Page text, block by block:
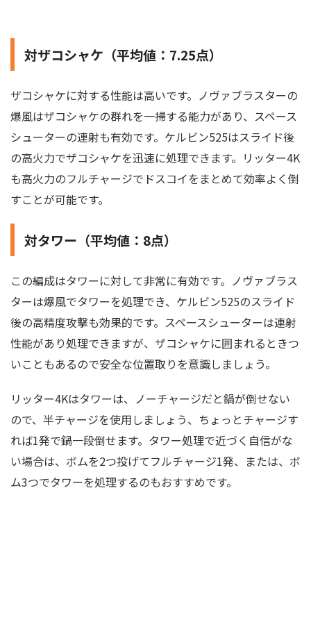
対ザコシャケ（平均値：7.25点）
ザコシャケに対する性能は高いです。ノヴァブラスターの
爆風はザコシャケの群れを一掃する能力があり、スペース
シューターの連射も有効です。ケルビン525はスライド後
の高火力でザコシャケを迅速に処理できます。リッター4K
も高火力のフルチャージでドスコイをまとめて効率よく倒
すことが可能です。
対タワー（平均値：8点）
この編成はタワーに対して非常に有効です。ノヴァブラス
ターは爆風でタワーを処理でき、ケルビン525のスライド
後の高精度攻撃も効果的です。スペースシューターは連射
性能があり処理できますが、ザコシャケに囲まれるときつ
いこともあるので安全な位置取りを意識しましょう。
リッター4Kはタワーは、ノーチャージだと鍋が倒せない
ので、半チャージを使用しましょう、ちょっとチャージす
れば1発で鍋一段倒せます。タワー処理で近づく自信がな
い場合は、ボムを2つ投げてフルチャージ1発、または、ボ
ム3つでタワーを処理するのもおすすめです。